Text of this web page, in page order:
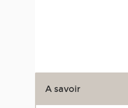
A savoir